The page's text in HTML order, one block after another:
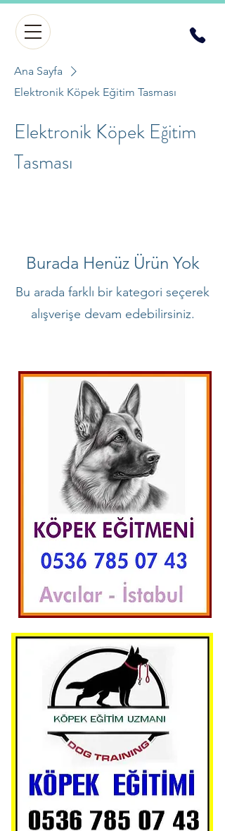
Ana Sayfa
Elektronik Köpek Eğitim Tasması
Elektronik Köpek Eğitim
Tasması
Burada Henüz Ürün Yok
Bu arada farklı bir kategori seçerek
alışverişe devam edebilirsiniz.